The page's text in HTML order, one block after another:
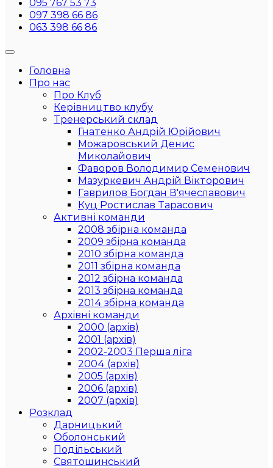
095 767 53 73
097 398 66 86
063 398 66 86
Головна
Про нас
Про Клуб
Керівництво клубу
Тренерський склад
Гнатенко Андрій Юрійович
Можаровський Денис
Миколайович
Фаворов Володимир Семенович
Мазуркевич Андрій Вікторович
Гаврилов Богдан В'ячеславович
Куц Ростислав Тарасович
Активні команди
2008 збірна команда
2009 збірна команда
2010 збірна команда
2011 збірна команда
2012 збірна команда
2013 збірна команда
2014 збірна команда
Архівні команди
2000 (архів)
2001 (архів)
2002-2003 Перша ліга
2004 (архів)
2005 (архів)
2006 (архів)
2007 (архів)
Розклад
Дарницький
Оболонський
Подільський
Святошинський